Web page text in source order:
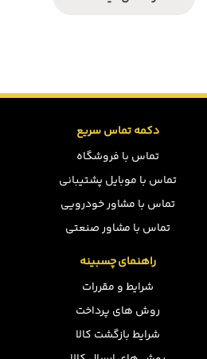
دکمه تماس سریع
تماس با فروشگاه
تماس با موبایل پشتیبانی
تماس با مشاور خودرویی
تماس با مشاور صنعتی
راهنمای چسبینه
شرایط و مقررات
روش های پرداخت
شرایط بازگشت کالا